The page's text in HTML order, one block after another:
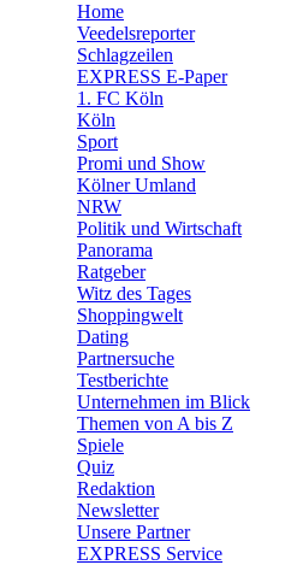
🛒 Shoppingwelt
Home
Veedelsreporter
Schlagzeilen
EXPRESS E-Paper
1. FC Köln
Köln
Sport
Promi und Show
Kölner Umland
NRW
Politik und Wirtschaft
Panorama
Ratgeber
Witz des Tages
Shoppingwelt
Dating
Partnersuche
Testberichte
Unternehmen im Blick
Themen von A bis Z
Spiele
Quiz
Redaktion
Newsletter
Unsere Partner
EXPRESS Service